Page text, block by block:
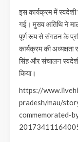
इस कार्यक्रम में स्वदेशी
गई। मुख्य अतिथि ने
पूर्ण रूप से संगठन के
कार्यक्रम की
सिंह और संचालन
किया।
https://
pradesh/mau/
commemorated-